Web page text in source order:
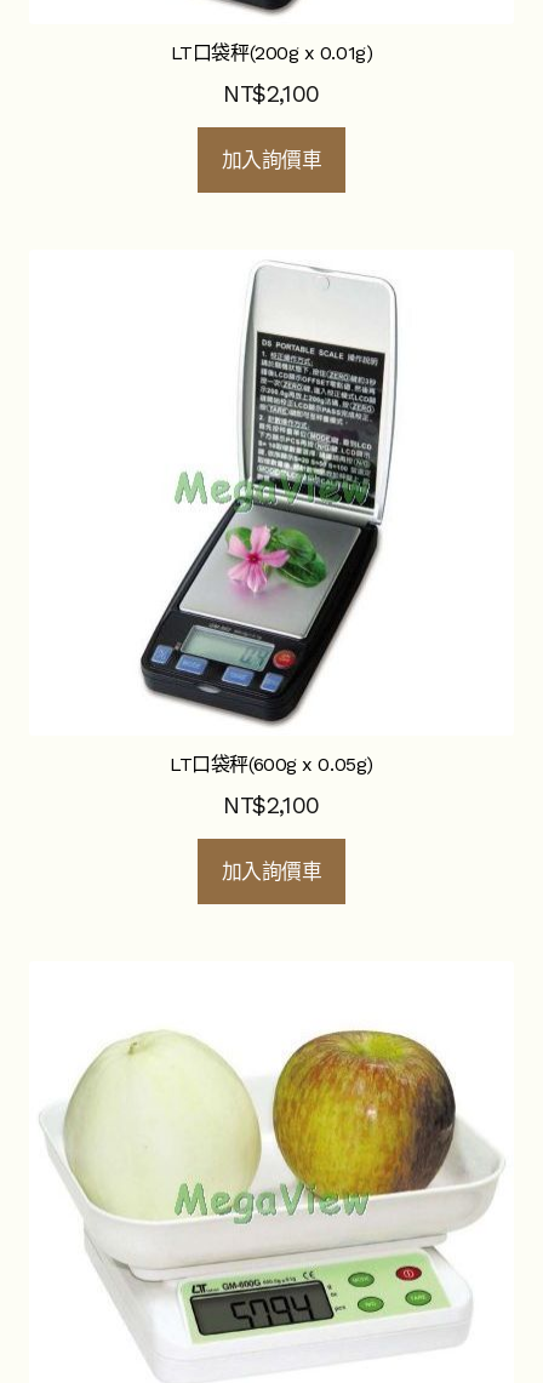
LT口袋秤(200g x 0.01g)
NT$2,100
加入詢價車
LT口袋秤(600g x 0.05g)
NT$2,100
加入詢價車